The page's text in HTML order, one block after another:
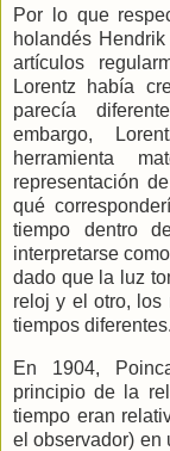
Por lo que
holandés
artículos
Lorentz había
parecía
embargo,
herramienta
representación
qué
tiempo dentro
interpretarse
dado que la luz
reloj y el otro, los
tiempos diferentes.
En 1904,
principio de la
tiempo eran
el observador) en